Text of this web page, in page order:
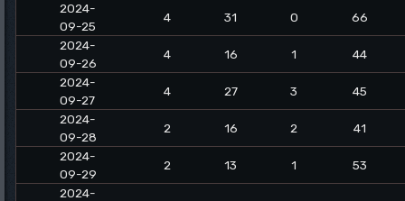
2024-
09-25
4 31 0
66
2024-
09-26
4 16 1
44
2024-
09-27
4 27 3
45
2024-
09-28
2 16 2
41
2024-
09-29
2 13 1
53
2024-